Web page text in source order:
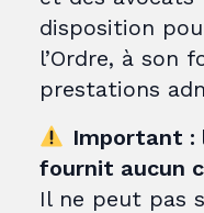
disposition
l’Ordre, à son
prestations
Important :
fournit aucun
Il ne peut pas